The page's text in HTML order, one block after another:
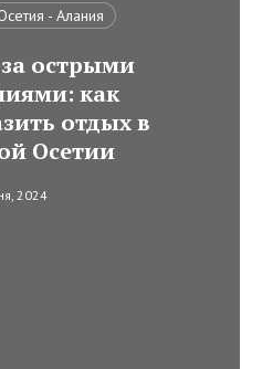
- Алания
острыми
как
отдых в
Осетии
2024